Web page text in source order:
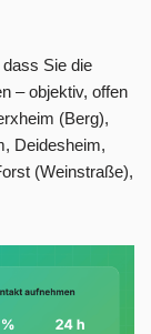
Sie die
– objektiv, offen
(Berg),
Deidesheim,
(Weinstraße),